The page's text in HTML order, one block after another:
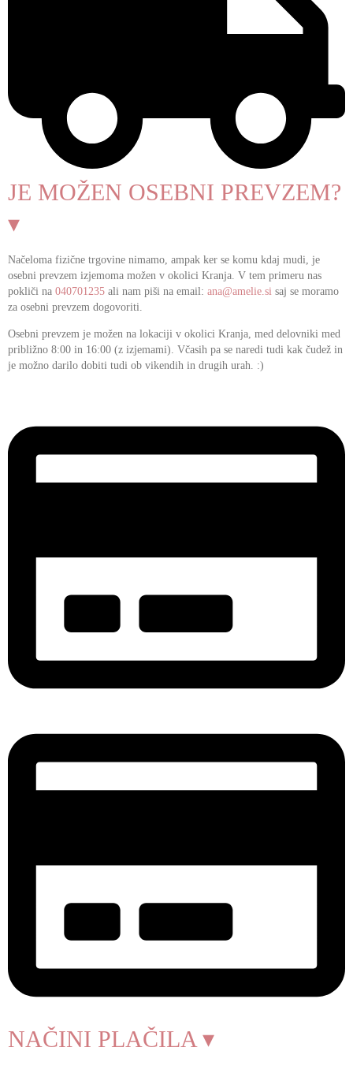
JE MOŽEN OSEBNI PREVZEM?
▾
Načeloma fizične trgovine nimamo, ampak ker se komu kdaj mudi, je
osebni prevzem izjemoma možen v okolici Kranja. V tem primeru nas
pokliči na 040701235 ali nam piši na email: ana@amelie.si saj se moramo
za osebni prevzem dogovoriti.
Osebni prevzem je možen na lokaciji v okolici Kranja, med delovniki med
približno 8:00 in 16:00 (z izjemami). Včasih pa se naredi tudi kak čudež in
je možno darilo dobiti tudi ob vikendih in drugih urah. :)
NAČINI PLAČILA ▾